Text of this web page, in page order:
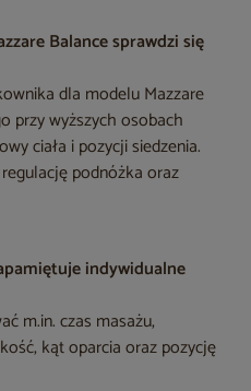
Balance sprawdzi się
dla modelu Mazzare
przy wyższych osobach
ciała i pozycji siedzenia.
podnóżka oraz
indywidualne
m.in. czas masażu,
kąt oparcia oraz pozycję